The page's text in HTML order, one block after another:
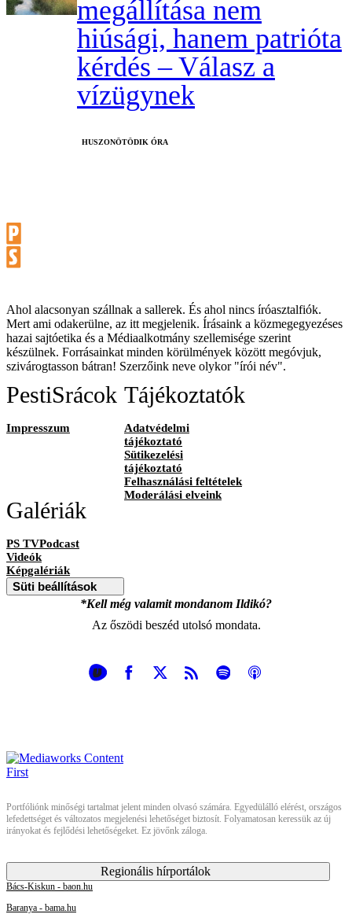
megállítása nem
hiúsági, hanem patrióta
kérdés – Válasz a
vízügynek
HUSZONÖTÖDIK ÓRA
Ahol alacsonyan szállnak a sallerek. És ahol nincs íróasztalfiók.
Mert ami odakerülne, az itt megjelenik. Írásaink a közmegegyezéses
hazai sajtóetika és a Médiaalkotmány szellemisége szerint
készülnek. Forrásainkat minden körülmények között megóvjuk,
szivárogtasson bátran! Szerzőink neve olykor "írói név".
PestiSrácok
Impresszum
Tájékoztatók
Adatvédelmi
tájékoztató
Sütikezelési
tájékoztató
Felhasználási feltételek
Moderálási elveink
Galériák
PS TVPodcast
Videók
Képgalériák
Süti beállítások
*Kell még valamit mondanom Ildikó?
Az őszödi beszéd utolsó mondata.
Portfóliónk minőségi tartalmat jelent minden olvasó számára. Egyedülálló elérést, országos
lefedettséget és változatos megjelenési lehetőséget biztosít. Folyamatosan keressük az új
irányokat és fejlődési lehetőségeket. Ez jövőnk záloga.
Regionális hírportálok
Bács-Kiskun - baon.hu
Baranya - bama.hu